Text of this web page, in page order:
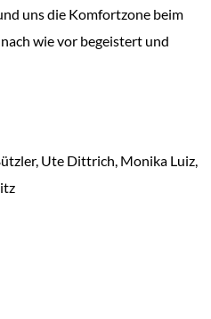
uns die Komfortzone beim
wie vor begeistert und
Ute Dittrich, Monika Luiz,